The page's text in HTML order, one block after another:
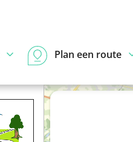
Plan een route